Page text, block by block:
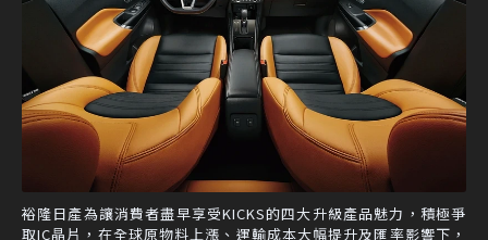
裕隆日產為讓消費者盡早享受KICKS的四大升級產品魅力，積極爭
取IC晶片，在全球原物料上漲、運輸成本大幅提升及匯率影響下，